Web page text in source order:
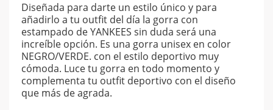
Diseñada para darte un estilo único y para
añadirlo a tu outfit del día la gorra con
estampado de YANKEES sin duda será una
increíble opción. Es una gorra unisex en color
NEGRO/VERDE. con el estilo deportivo muy
cómoda. Luce tu gorra en todo momento y
complementa tu outfit deportivo con el diseño
que más de agrada.